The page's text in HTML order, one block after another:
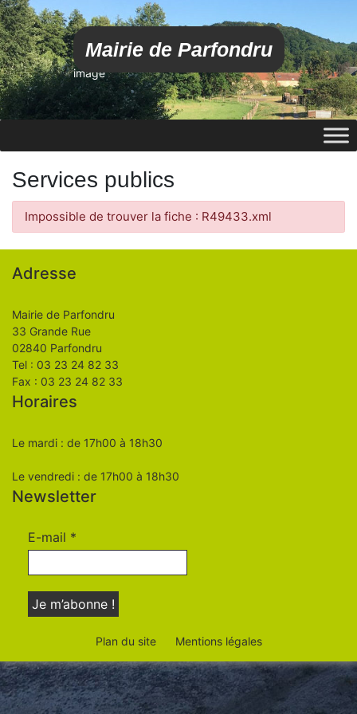
Mairie de Parfondru
image
Services publics
Impossible de trouver la fiche : R49433.xml
Adresse
Mairie de Parfondru
33 Grande Rue
02840 Parfondru
Tel : 03 23 24 82 33
Fax : 03 23 24 82 33
Horaires
Le mardi : de 17h00 à 18h30
Le vendredi : de 17h00 à 18h30
Newsletter
E-mail *
Plan du site Mentions légales